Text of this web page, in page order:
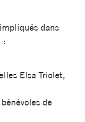
dans
:
Elsa Triolet,
de